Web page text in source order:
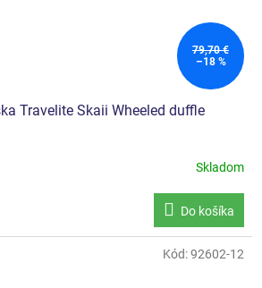
79,70 €
–18 %
Travelite Skaii Wheeled duffle
Skladom
Do košíka
Kód:92602-12